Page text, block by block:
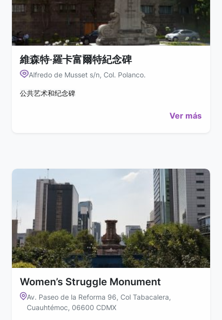
維森特·羅卡富爾特紀念碑
Alfredo de Musset s/n, Col. Polanco.
公共艺术和纪念碑
Ver más
Women’s Struggle Monument
Av. Paseo de la Reforma 96, Col Tabacalera,
Cuauhtémoc, 06600 CDMX